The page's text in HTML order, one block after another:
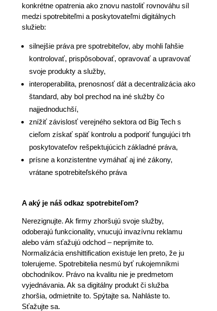
konkrétne opatrenia ako znovu nastoliť rovnováhu síl
medzi spotrebiteľmi a poskytovateľmi digitálnych
služieb:
silnejšie práva pre spotrebiteľov, aby mohli ľahšie
kontrolovať, prispôsobovať, opravovať a upravovať
svoje produkty a služby,
interoperabilita, prenosnosť dát a decentralizácia ako
štandard, aby bol prechod na iné služby čo
najjednoduchší,
znížiť závislosť verejného sektora od Big Tech s
cieľom získať späť kontrolu a podporiť fungujúci trh
poskytovateľov rešpektujúcich základné práva,
prísne a konzistentne vymáhať aj iné zákony,
vrátane spotrebiteľského práva
A aký je náš odkaz spotrebiteľom?
Nerezignujte. Ak firmy zhoršujú svoje služby,
odoberajú funkcionality, vnucujú invazívnu reklamu
alebo vám sťažujú odchod – neprijmite to.
Normalizácia enshittification existuje len preto, že ju
tolerujeme. Spotrebitelia nesmú byť rukojemníkmi
obchodníkov. Právo na kvalitu nie je predmetom
vyjednávania. Ak sa digitálny produkt či služba
zhoršia, odmietnite to. Spýtajte sa. Nahláste to.
Sťažujte sa.